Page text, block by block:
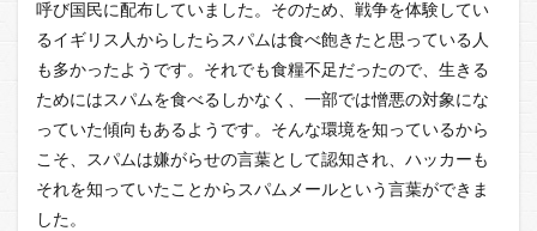
呼び国民に配布していました。そのため、戦争を体験してい
るイギリス人からしたらスパムは食べ飽きたと思っている人
も多かったようです。それでも食糧不足だったので、生きる
ためにはスパムを食べるしかなく、一部では憎悪の対象にな
っていた傾向もあるようです。そんな環境を知っているから
こそ、スパムは嫌がらせの言葉として認知され、ハッカーも
それを知っていたことからスパムメールという言葉ができま
した。